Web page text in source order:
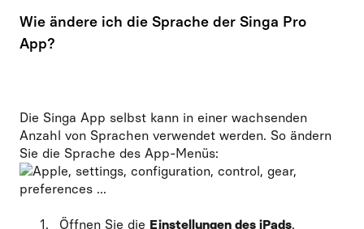
Wie ändere ich die Sprache der Singa Pro
App?
Die Singa App selbst kann in einer wachsenden
Anzahl von Sprachen verwendet werden. So ändern
Sie die Sprache des App-Menüs:
Öffnen Sie die Einstellungen des iPads.